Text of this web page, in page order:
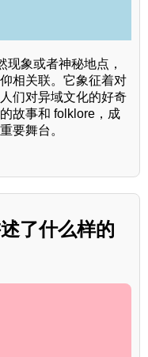
现象或者神秘地点，
相关联。它象征着对
们对异域文化的好奇
故事和 folklore，成
要舞台。
了什么样的